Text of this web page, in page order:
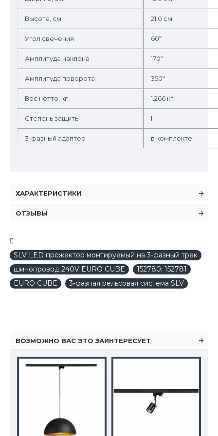
Высота, см 21.0 см
Угол свечения 60º
Амплитуда наклона 170º
Амплитуда поворота 350º
Вес нетто, кг 1.266 кг
Степень защиты I
3-фазный адаптер в комплекте
ХАРАКТЕРИСТИКИ
ОТЗЫВЫ
SLV LED прожектор монтируемый на 3-фазный трек
шинопровод 240V EURO CUBE
152780; 152781
EURO CUBE
3-фазная рельсовая система SLV
ВОЗМОЖНО ВАС ЭТО ЗАИНТЕРЕСУЕТ